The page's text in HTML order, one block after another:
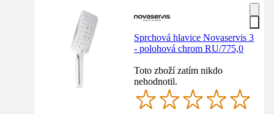
Sprchová hlavice Novaservis 3
- polohová chrom RU/775,0
Toto zboží zatím nikdo
nehodnotil.